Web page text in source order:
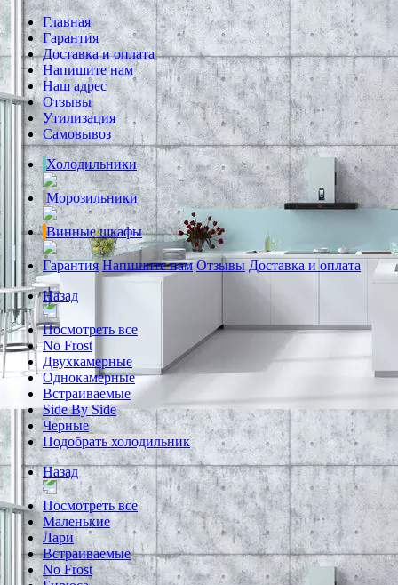
Главная
Гарантия
Доставка и оплата
Напишите нам
Наш адрес
Отзывы
Утилизация
Самовывоз
Холодильники
Морозильники
Винные шкафы
Гарантия Напишите нам Отзывы Доставка и оплата
Назад
Посмотреть все
No Frost
Двухкамерные
Однокамерные
Встраиваемые
Side By Side
Черные
Подобрать холодильник
Назад
Посмотреть все
Маленькие
Лари
Встраиваемые
No Frost